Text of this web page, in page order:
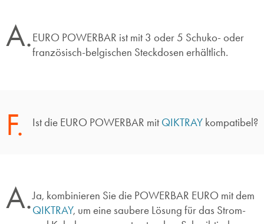
A.EURO POWERBAR ist mit 3 oder 5 Schuko- oder
französisch-belgischen Steckdosen erhältlich.
F. Ist die EURO POWERBAR mit QIKTRAYkompatibel?
A.Ja, kombinieren Sie die POWERBAR EURO mit dem
QIKTRAY, um eine saubere Lösung für das Strom-